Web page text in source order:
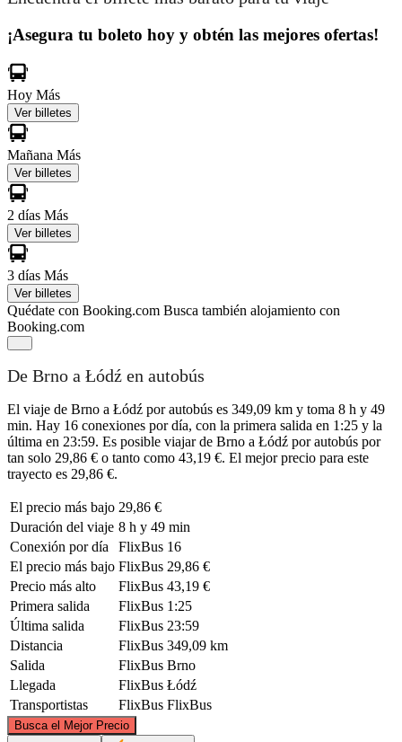
¡Asegura tu boleto hoy y obtén las mejores ofertas!
Hoy Más
Ver billetes
Mañana Más
Ver billetes
2 días Más
Ver billetes
3 días Más
Ver billetes
Quédate con Booking.com Busca también alojamiento con
Booking.com
De Brno a Łódź en autobús
El viaje de Brno a Łódź por autobús es 349,09 km y toma 8 h y 49
min. Hay 16 conexiones por día, con la primera salida en 1:25 y la
última en 23:59. Es posible viajar de Brno a Łódź por autobús por
tan solo 29,86 € o tanto como 43,19 €. El mejor precio para este
trayecto es 29,86 €.
El precio más bajo 29,86 €
Duración del viaje 8 h y 49 min
Conexión por día
FlixBus 16
El precio más bajo FlixBus 29,86 €
Precio más alto
FlixBus 43,19 €
Primera salida
FlixBus 1:25
Última salida
FlixBus 23:59
Distancia
FlixBus 349,09 km
Salida
FlixBus Brno
Llegada
FlixBus Łódź
Transportistas
FlixBus FlixBus
Busca el Mejor Precio
©